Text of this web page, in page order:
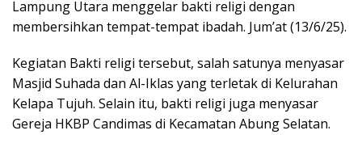
Lampung Utara menggelar bakti religi dengan
membersihkan tempat-tempat ibadah. Jum’at (13/6/25).
Kegiatan Bakti religi tersebut, salah satunya menyasar
Masjid Suhada dan Al-Iklas yang terletak di Kelurahan
Kelapa Tujuh. Selain itu, bakti religi juga menyasar
Gereja HKBP Candimas di Kecamatan Abung Selatan.